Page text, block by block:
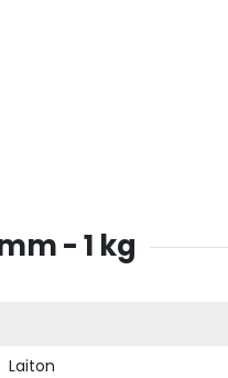
- 1 kg
Laiton